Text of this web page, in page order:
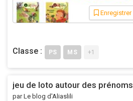
Enregistrer
Classe :
PS MS +1
jeu de loto autour des prénoms
par Le blog d'Aliaslili